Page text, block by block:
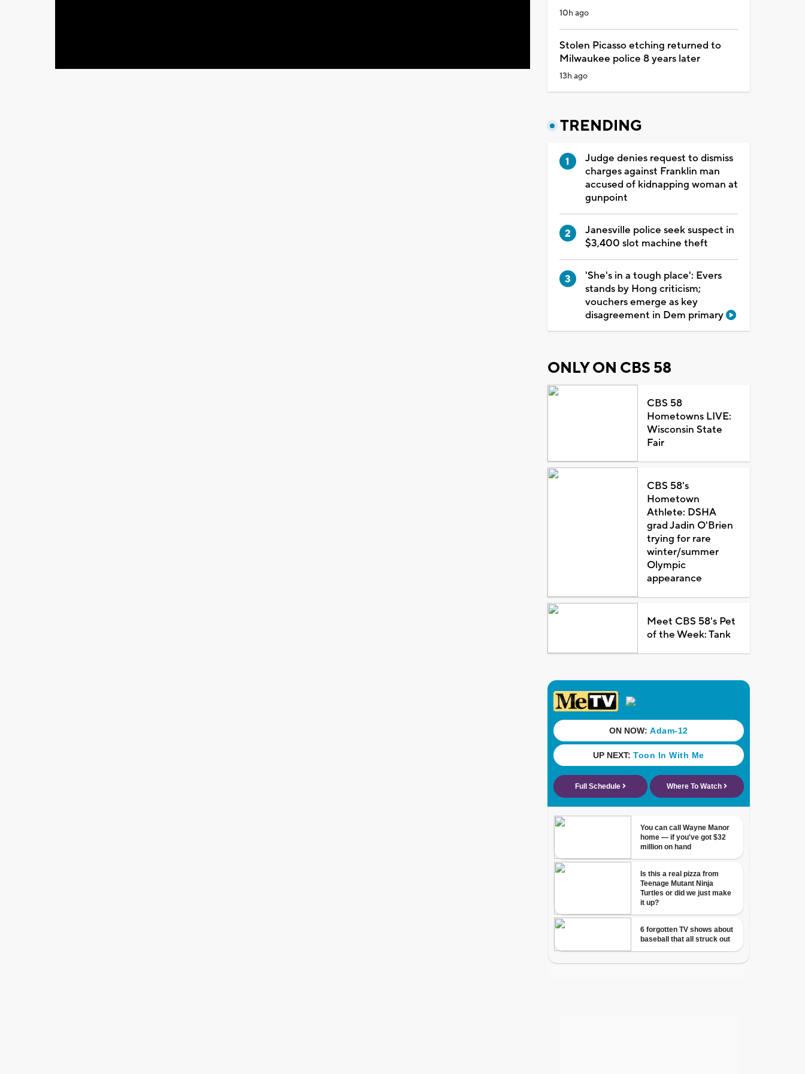
10h ago
Stolen Picasso etching returned to
Milwaukee police 8 years later
13h ago
TRENDING
Judge denies request to dismiss
charges against Franklin man
accused of kidnapping woman at
gunpoint
Janesville police seek suspect in
$3,400 slot machine theft
'She's in a tough place': Evers
stands by Hong criticism;
vouchers emerge as key
disagreement in Dem primary
ONLY ON CBS 58
CBS 58
Hometowns LIVE:
Wisconsin State
Fair
CBS 58's
Hometown
Athlete: DSHA
grad Jadin O'Brien
trying for rare
winter/summer
Olympic
appearance
Meet CBS 58's Pet
of the Week: Tank